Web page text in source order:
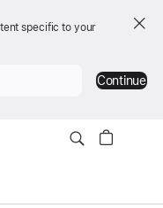
specific to your
Continue